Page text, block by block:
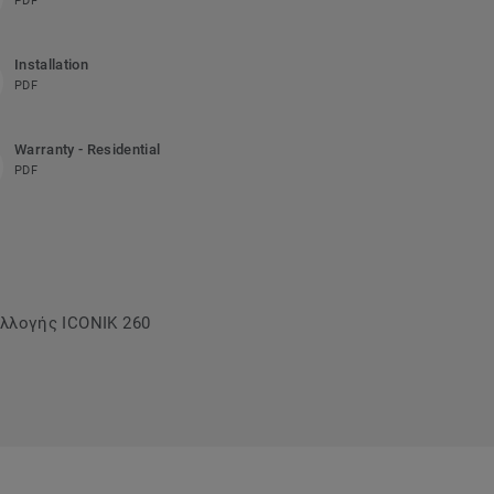
Installation
PDF
Warranty - Residential
PDF
ICONIK 260